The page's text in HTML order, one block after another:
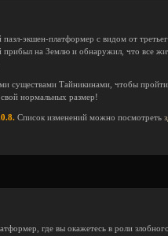
экшен-платформер с видом от
на Землю и обнаружил, что все
существами Тайникинами, чтобы
нормальных размер!
Список изменений можно посмотреть
где вы окажетесь в роли